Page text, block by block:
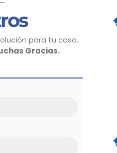
para tu caso.
Gracias.